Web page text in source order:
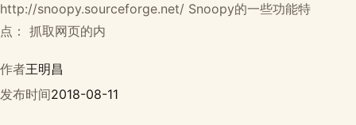
http://snoopy.sourceforge.net/ Snoopy的一些功能特
点： 抓取网页的内
作者王明昌
发布时间2018-08-11